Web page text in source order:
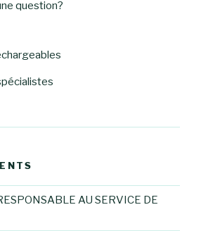
question?
AU SERVICE DE